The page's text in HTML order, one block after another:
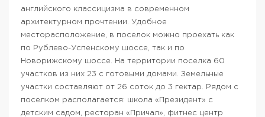
английского классицизма в современном
архитектурном прочтении. Удобное
месторасположение, в поселок можно проехать как
по Рублево-Успенскому шоссе, так и по
Новорижскому шоссе. На территории поселка 60
участков из них 23 с готовыми домами. Земельные
участки составляют от 26 соток до 3 гектар. Рядом с
поселком располагается: школа «Президент» с
детским садом, ресторан «Причал», фитнес центр